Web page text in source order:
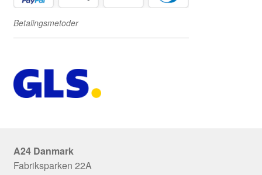
Betalingsmetoder
A24 Danmark
Fabriksparken 22A